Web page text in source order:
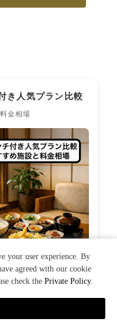
き人気プラン比較
金相場
>
日帰り予約 MENU
your user experience. By
agreed with our cookie
check the Private Policy.